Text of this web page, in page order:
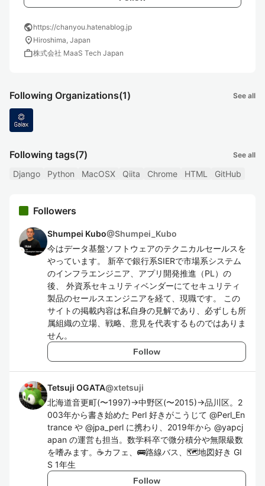
publichttps://chanyou.hatenablog.jp
location_on Hiroshima, Japan
work株式会社 MaaS Tech Japan
Following Organizations(1) See all
Following tags(7) See all
Django Python MacOSX Qiita Chrome HTML GitHub
Followers
Shumpei Kubo@Shumpei_Kubo
今はデータ基盤ソフトウェアのテクニカルセールスを
やっています。 新卒で銀行系SIERで市場系システム
のインフラエンジニア、アプリ開発推進（PL）の
後、 外資系セキュリティベンダーにてセキュリティ
製品のセールスエンジニアを経て、現職です。 この
サイトの掲載内容は私自身の見解であり、必ずしも所
属組織の立場、戦略、意見を代表するものではありま
せん。
Follow
Tetsuji OGATA@xtetsuji
北海道音更町(〜1997)→中野区(〜2015)→品川区。2
003年から書き始めた Perl 好きがこうじて @Perl_En
trance や @jpa_perl に携わり、2019年から @yapcj
apan の運営も担当。数学科卒で微分積分や無限級数
を嗜みます。☕️カフェ、🚌路線バス、🗺地図好き GI
S 1年生
Follow